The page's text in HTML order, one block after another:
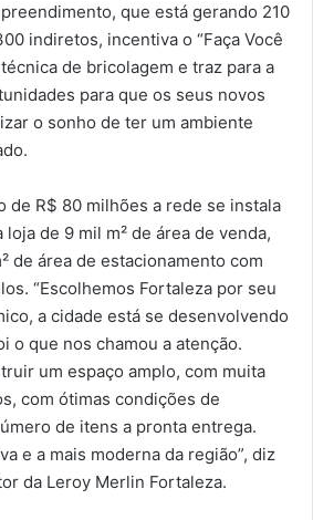
que está gerando 210
indiretos, incentiva o “Faça Você
de bricolagem e traz para a
para que os seus novos
o sonho de ter um ambiente
de R$ 80 milhões a rede se instala
de 9 mil m² de área de venda,
de área de estacionamento com
“Escolhemos Fortaleza por seu
a cidade está se desenvolvendo
o que nos chamou a atenção.
um espaço amplo, com muita
com ótimas condições de
de itens a pronta entrega.
e a mais moderna da região”, diz
da Leroy Merlin Fortaleza.